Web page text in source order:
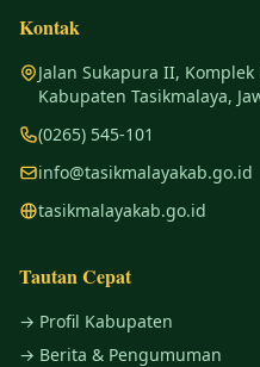
Kontak
Jalan Sukapura II,
Kabupaten Tasikmalaya,
(0265) 545-101
info@tasikmalayakab.go.id
tasikmalayakab.go.id
Tautan Cepat
→ Profil Kabupaten
→ Berita & Pengumuman